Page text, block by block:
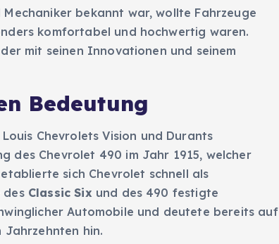
bekannt war, wollte Fahrzeuge
komfortabel und hochwertig waren.
mit seinen Innovationen und seinem
Bedeutung
Chevrolets Vision und Durants
des Chevrolet 490 im Jahr 1915, welcher
sich Chevrolet schnell als
des Classic Six und des 490 festigte
Automobile und deutete bereits auf
Jahrzehnten hin.